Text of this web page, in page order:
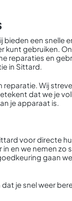
bieden een snelle
kunt gebruiken.
reparaties en
in Sittard.
reparatie. Wij
dat we je
je apparaat is.
voor directe
en we nemen zo
gaan
je snel weer